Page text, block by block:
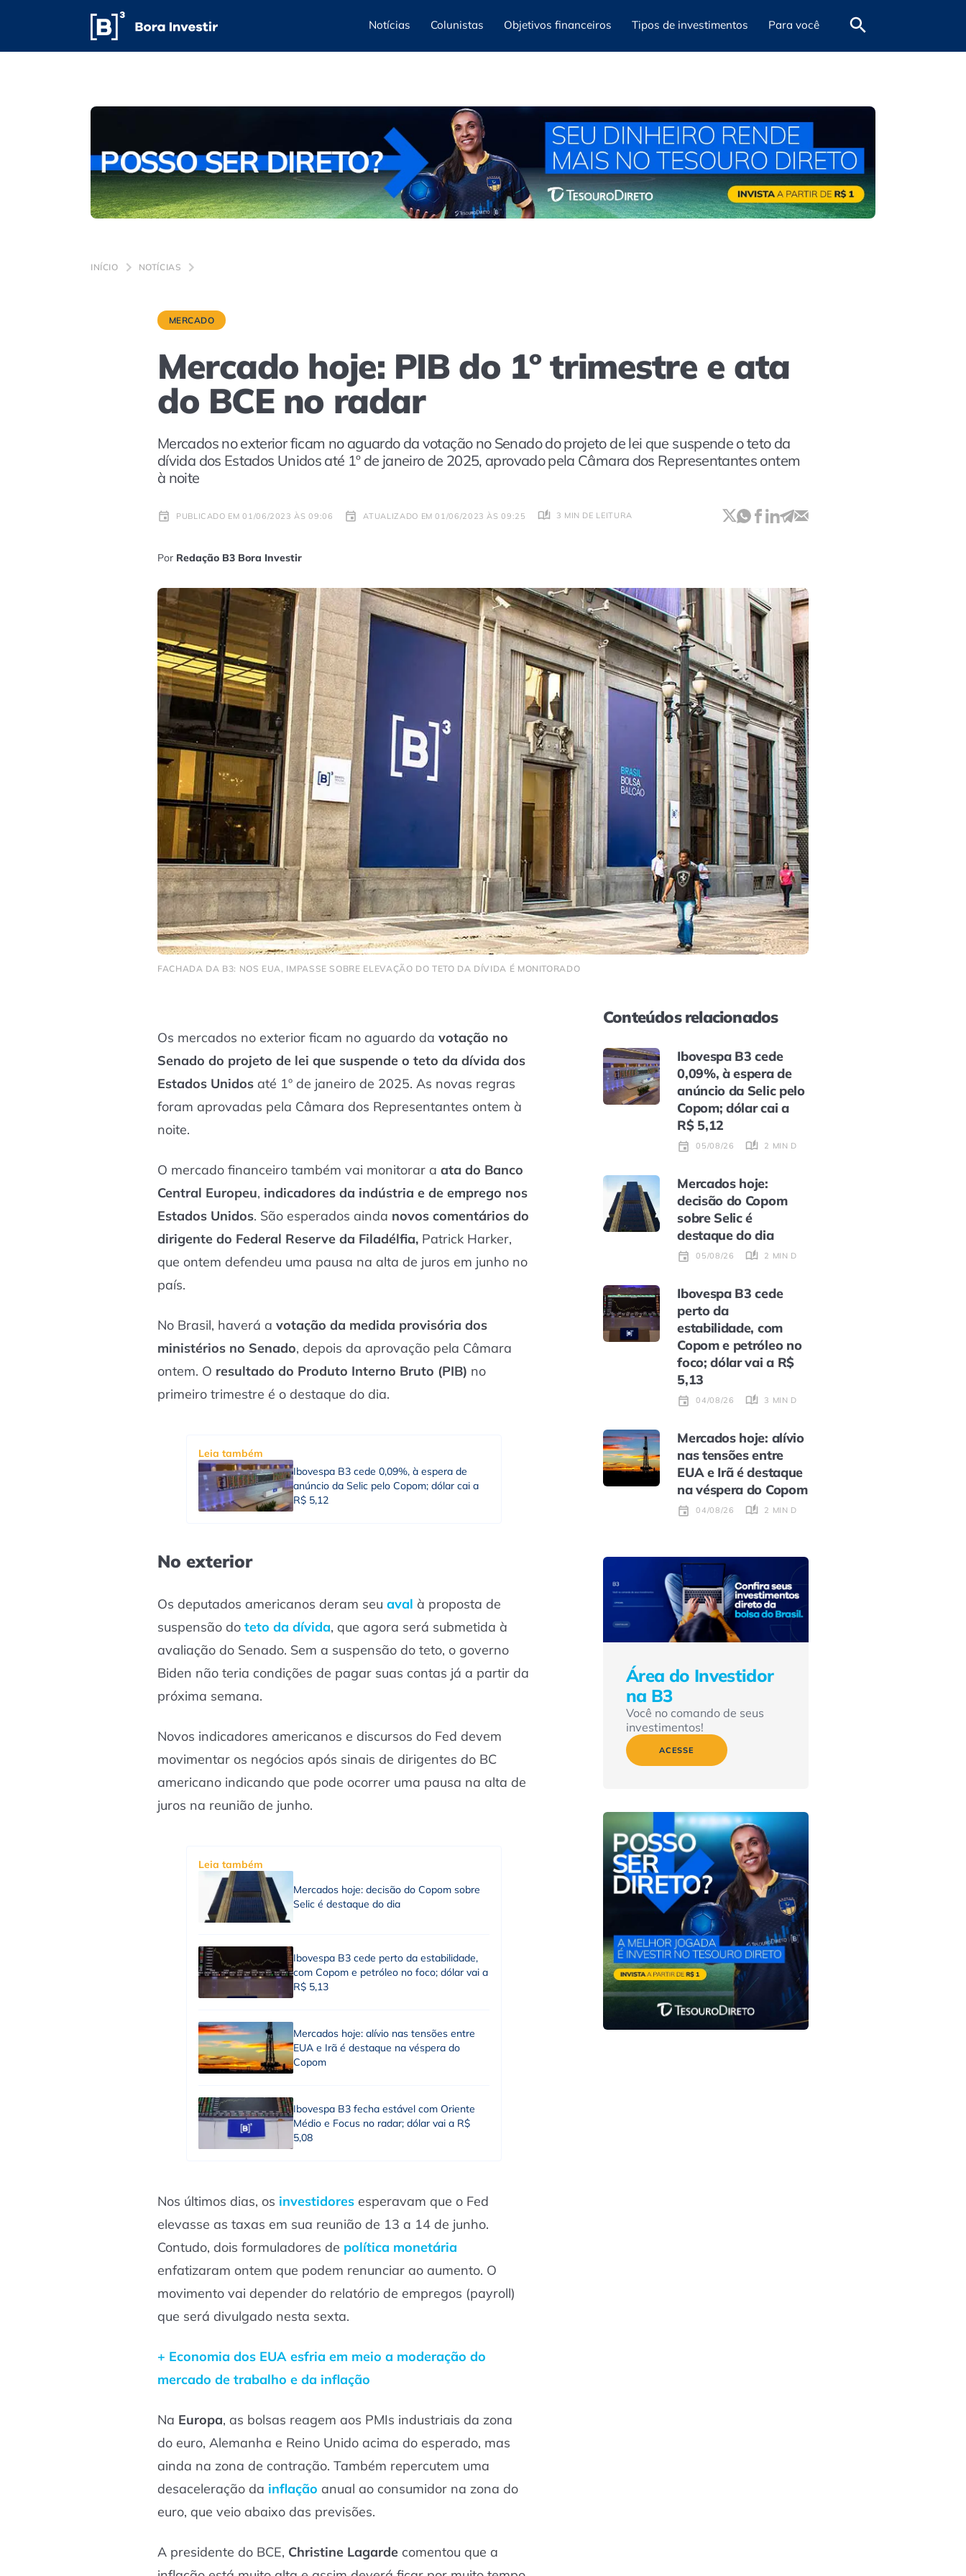
Notícias Colunistas Objetivos financeiros Tipos de investimentos Para você
INÍCIO NOTÍCIAS
MERCADO
Mercado hoje: PIB do 1º trimestre e ata
do BCE no radar
Mercados no exterior ficam no aguardo da votação no Senado do projeto de lei que suspende o teto da
dívida dos Estados Unidos até 1º de janeiro de 2025, aprovado pela Câmara dos Representantes ontem
à noite
PUBLICADO EM 01/06/2023 ÀS 09:06 ATUALIZADO EM 01/06/2023 ÀS 09:25 3 MIN DE LEITURA
Por Redação B3 Bora Investir
FACHADA DA B3: NOS EUA, IMPASSE SOBRE ELEVAÇÃO DO TETO DA DÍVIDA É MONITORADO
Os mercados no exterior ficam no aguardo da votação no
Senado do projeto de lei que suspende o teto da dívida dos
Estados Unidos até 1º de janeiro de 2025. As novas regras
foram aprovadas pela Câmara dos Representantes ontem à
noite.
O mercado financeiro também vai monitorar a ata do Banco
Central Europeu, indicadores da indústria e de emprego nos
Estados Unidos. São esperados ainda novos comentários do
dirigente do Federal Reserve da Filadélfia, Patrick Harker,
que ontem defendeu uma pausa na alta de juros em junho no
país.
No Brasil, haverá a votação da medida provisória dos
ministérios no Senado, depois da aprovação pela Câmara
ontem. O resultado do Produto Interno Bruto (PIB) no
primeiro trimestre é o destaque do dia.
Leia também
Ibovespa B3 cede 0,09%, à espera de
anúncio da Selic pelo Copom; dólar cai a
R$ 5,12
No exterior
Os deputados americanos deram seu aval à proposta de
suspensão do teto da dívida, que agora será submetida à
avaliação do Senado. Sem a suspensão do teto, o governo
Biden não teria condições de pagar suas contas já a partir da
próxima semana.
Novos indicadores americanos e discursos do Fed devem
movimentar os negócios após sinais de dirigentes do BC
americano indicando que pode ocorrer uma pausa na alta de
juros na reunião de junho.
Leia também
Mercados hoje: decisão do Copom sobre
Selic é destaque do dia
Ibovespa B3 cede perto da estabilidade,
com Copom e petróleo no foco; dólar vai a
R$ 5,13
Mercados hoje: alívio nas tensões entre
EUA e Irã é destaque na véspera do
Copom
Ibovespa B3 fecha estável com Oriente
Médio e Focus no radar; dólar vai a R$
5,08
Nos últimos dias, os investidores esperavam que o Fed
elevasse as taxas em sua reunião de 13 a 14 de junho.
Contudo, dois formuladores de política monetária
enfatizaram ontem que podem renunciar ao aumento. O
movimento vai depender do relatório de empregos (payroll)
que será divulgado nesta sexta.
+ Economia dos EUA esfria em meio a moderação do
mercado de trabalho e da inflação
Na Europa, as bolsas reagem aos PMIs industriais da zona
do euro, Alemanha e Reino Unido acima do esperado, mas
ainda na zona de contração. Também repercutem uma
desaceleração da inflação anual ao consumidor na zona do
euro, que veio abaixo das previsões.
A presidente do BCE, Christine Lagarde comentou que a
Conteúdos relacionados
Ibovespa B3 cede
0,09%, à espera de
anúncio da Selic pelo
Copom; dólar cai a
R$ 5,12
05/08/26 2 MIN DE LEITURA
Mercados hoje:
decisão do Copom
sobre Selic é
destaque do dia
05/08/26 2 MIN DE LEITURA
Ibovespa B3 cede
perto da
estabilidade, com
Copom e petróleo no
foco; dólar vai a R$
5,13
04/08/26 3 MIN DE LEITURA
Mercados hoje: alívio
nas tensões entre
EUA e Irã é destaque
na véspera do Copom
04/08/26 2 MIN DE LEITURA
Área do Investidor
na B3
Você no comando de seus
investimentos!
ACESSE